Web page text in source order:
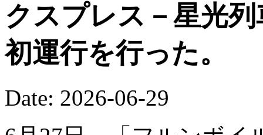
クスプレス－星光
初運行を行った。
Date: 2026-06-29